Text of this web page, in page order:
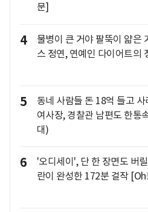
문]
4
물병이 큰 거야 팔뚝이 얇은
스 정연, 연예인 다이어트의
5
동네 사람들 돈 18억 들고 사
여사장, 경찰관 남편도 한통
대)
6
'오디세이', 단 한 장면도 버
란이 완성한 172분 걸작